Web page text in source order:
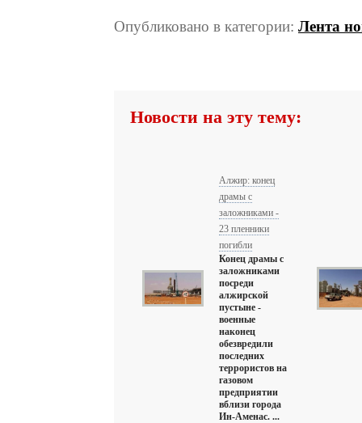
Опубликовано в категории: Лента
Новости на эту тему:
Алжир: конец
драмы с
заложниками -
23 пленники
погибли
Конец драмы с
заложниками
посреди
алжирской
пустыне -
военные
наконец
обезвредили
последних
террористов на
газовом
предприятии
вблизи города
Ин-Аменас. ...